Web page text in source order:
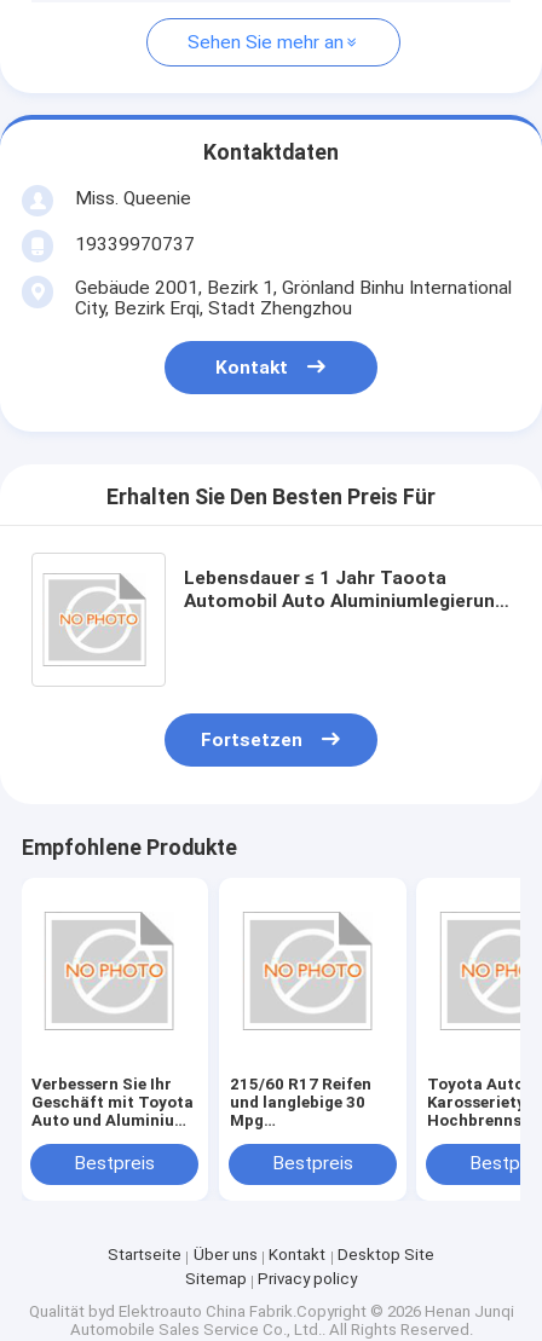
Sehen Sie mehr an
Kontaktdaten
Miss. Queenie
19339970737
Gebäude 2001, Bezirk 1, Grönland Binhu International
City, Bezirk Erqi, Stadt Zhengzhou
Kontakt
Erhalten Sie Den Besten Preis Für
Lebensdauer ≤ 1 Jahr Taoota
Automobil Auto Aluminiumlegierung
Fortsetzen
Empfohlene Produkte
Verbessern Sie Ihr
Geschäft mit Toyota
Auto und Aluminium-
perfekte
Kombination
Bestpreis
215/60 R17 Reifen
und langlebige 30
Mpg
im Tayota-Pkw
Bestpreis
Toyota Auto
Dachträger
Startseite Über uns Kontakt
Desktop Site
Sitemap
Privacy policy
Qualität byd Elektroauto China Fabrik.Copyright © 2026 Henan Junqi
Automobile Sales Service Co., Ltd.. All Rights Reserved.